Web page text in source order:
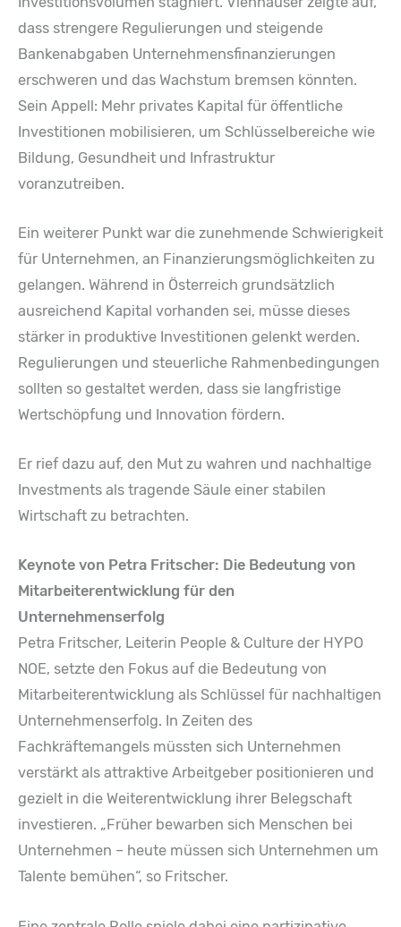
dass strengere Regulierungen und steigende
Bankenabgaben Unternehmensfinanzierungen
erschweren und das Wachstum bremsen könnten.
Sein Appell: Mehr privates Kapital für öffentliche
Investitionen mobilisieren, um Schlüsselbereiche wie
Bildung, Gesundheit und Infrastruktur
voranzutreiben.
Ein weiterer Punkt war die zunehmende Schwierigkeit
für Unternehmen, an Finanzierungsmöglichkeiten zu
gelangen. Während in Österreich grundsätzlich
ausreichend Kapital vorhanden sei, müsse dieses
stärker in produktive Investitionen gelenkt werden.
Regulierungen und steuerliche Rahmenbedingungen
sollten so gestaltet werden, dass sie langfristige
Wertschöpfung und Innovation fördern.
Er rief dazu auf, den Mut zu wahren und nachhaltige
Investments als tragende Säule einer stabilen
Wirtschaft zu betrachten.
Keynote von Petra Fritscher: Die Bedeutung von
Mitarbeiterentwicklung für den
Unternehmenserfolg
Petra Fritscher, Leiterin People & Culture der HYPO
NOE, setzte den Fokus auf die Bedeutung von
Mitarbeiterentwicklung als Schlüssel für nachhaltigen
Unternehmenserfolg. In Zeiten des
Fachkräftemangels müssten sich Unternehmen
verstärkt als attraktive Arbeitgeber positionieren und
gezielt in die Weiterentwicklung ihrer Belegschaft
investieren. „Früher bewarben sich Menschen bei
Unternehmen – heute müssen sich Unternehmen um
Talente bemühen“, so Fritscher.